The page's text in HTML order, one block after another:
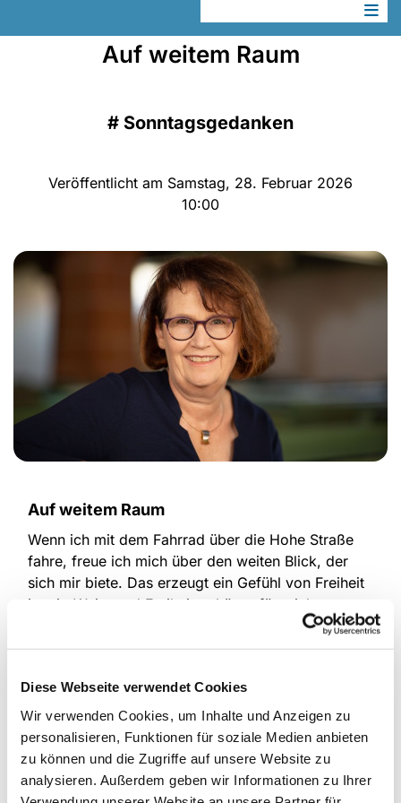
Diese Webseite verwendet Cookies
Wir verwenden Cookies, um Inhalte und Anzeigen zu
personalisieren, Funktionen für soziale Medien anbieten
zu können und die Zugriffe auf unsere Website zu
analysieren. Außerdem geben wir Informationen zu Ihrer
Auf weitem Raum
# Sonntagsgedanken
Veröffentlicht am Samstag, 28. Februar 2026
10:00
Auf weitem Raum
Wenn ich mit dem Fahrrad über die Hohe Straße
fahre, freue ich mich über den weiten Blick, der
sich mir biete. Das erzeugt ein Gefühl von Freiheit
in mir. Weite und Freiheit gehören für mich
zusammen. Wenn ich Platz habe und mich
entfalten kann, dann fühle ich mich frei. Das gilt
übertragenen Sinne für Glauben, Lebensweisen
und Haltungen.
Diese Freiheit ist ein Gottesgeschenk. Der Dichter
von Psalm 31,9 formuliert es so: "Du stellst meine
Füße auf weiten Raum!"